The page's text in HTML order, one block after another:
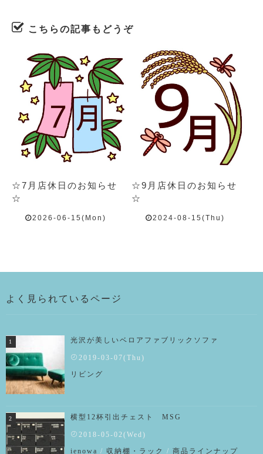
こちらの記事もどうぞ
☆7月店休日のお知らせ
☆
2026-06-15(Mon)
☆9月店休日のお知らせ
☆
2024-08-15(Thu)
よく見られているページ
光沢が美しいベロアファブリックソファ
2019-03-07(Thu)
リビング
横型12杯引出チェスト MSG
2018-05-02(Wed)
ienowa / 収納棚・ラック / 商品ラインナップ